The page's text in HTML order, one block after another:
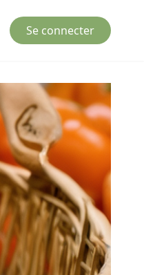
Se connecter